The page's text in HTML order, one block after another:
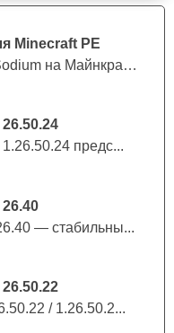
Minecraft PE
Скачайте Мод на Sodium на Майнкрафт П...
предс...
— стабильны...
/ 1.26.50.2...
и совершите
рекомендует
настройки в